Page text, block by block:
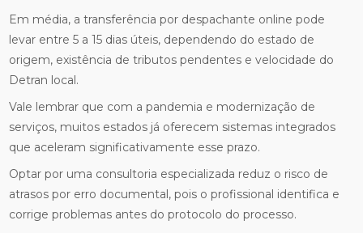
Em média, a transferência por despachante online pode
levar entre 5 a 15 dias úteis, dependendo do estado de
origem, existência de tributos pendentes e velocidade do
Detran local.
Vale lembrar que com a pandemia e modernização de
serviços, muitos estados já oferecem sistemas integrados
que aceleram significativamente esse prazo.
Optar por uma consultoria especializada reduz o risco de
atrasos por erro documental, pois o profissional identifica e
corrige problemas antes do protocolo do processo.